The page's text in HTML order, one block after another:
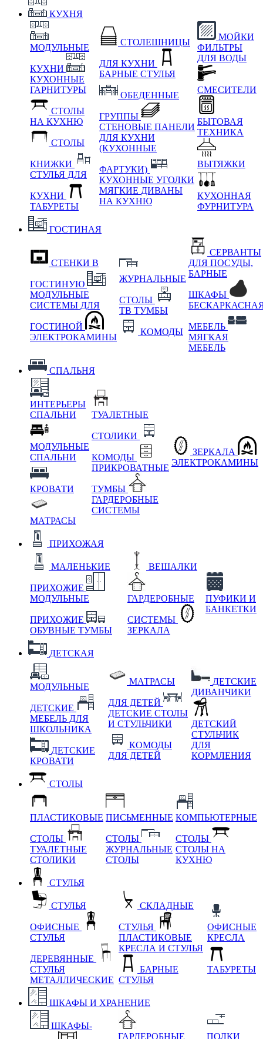
КУХНЯ
МОДУЛЬНЫЕ
КУХНИ
КУХОННЫЕ
ГАРНИТУРЫ
СТОЛЫ
НА КУХНЮ
СТОЛЫ
КНИЖКИ
СТУЛЬЯ ДЛЯ
КУХНИ
ТАБУРЕТЫ
СТОЛЕШНИЦЫ
ДЛЯ КУХНИ
БАРНЫЕ СТУЛЬЯ
ОБЕДЕННЫЕ
ГРУППЫ
СТЕНОВЫЕ ПАНЕЛИ
ДЛЯ КУХНИ
(КУХОННЫЕ
ФАРТУКИ)
КУХОННЫЕ УГОЛКИ
МЯГКИЕ ДИВАНЫ
НА КУХНЮ
МОЙКИ
ФИЛЬТРЫ
ДЛЯ ВОДЫ
СМЕСИТЕЛИ
БЫТОВАЯ
ТЕХНИКА
ВЫТЯЖКИ
КУХОННАЯ
ФУРНИТУРА
ГОСТИНАЯ
СТЕНКИ В
ГОСТИНУЮ
МОДУЛЬНЫЕ
СИСТЕМЫ ДЛЯ
ГОСТИНОЙ
ЭЛЕКТРОКАМИНЫ
ЖУРНАЛЬНЫЕ
СТОЛЫ
ТВ ТУМБЫ
КОМОДЫ
СЕРВАНТЫ
ДЛЯ ПОСУДЫ,
БАРНЫЕ
ШКАФЫ
МЕБЕЛЬ
МЯГКАЯ
МЕБЕЛЬ
СПАЛЬНЯ
ИНТЕРЬЕРЫ
СПАЛЬНИ
МОДУЛЬНЫЕ
СПАЛЬНИ
КРОВАТИ
МАТРАСЫ
ТУАЛЕТНЫЕ
СТОЛИКИ
КОМОДЫ
ПРИКРОВАТНЫЕ
ТУМБЫ
ГАРДЕРОБНЫЕ
СИСТЕМЫ
ЗЕРКАЛА
ЭЛЕКТРОКАМИНЫ
ПРИХОЖАЯ
МАЛЕНЬКИЕ
ПРИХОЖИЕ
МОДУЛЬНЫЕ
ПРИХОЖИЕ
ОБУВНЫЕ ТУМБЫ
ВЕШАЛКИ
ГАРДЕРОБНЫЕ
СИСТЕМЫ
ЗЕРКАЛА
ПУФИКИ И
БАНКЕТКИ
ДЕТСКАЯ
МОДУЛЬНЫЕ
ДЕТСКИЕ
МЕБЕЛЬ ДЛЯ
ШКОЛЬНИКА
ДЕТСКИЕ
КРОВАТИ
МАТРАСЫ
ДЛЯ ДЕТЕЙ
ДЕТСКИЕ СТОЛЫ
И СТУЛЬЧИКИ
КОМОДЫ
ДЛЯ ДЕТЕЙ
ДЕТСКИЕ
ДИВАНЧИКИ
ДЕТСКИЙ
СТУЛЬЧИК
ДЛЯ
КОРМЛЕНИЯ
СТОЛЫ
ПЛАСТИКОВЫЕ
СТОЛЫ
ТУАЛЕТНЫЕ
СТОЛИКИ
ПИСЬМЕННЫЕ
СТОЛЫ
ЖУРНАЛЬНЫЕ
СТОЛЫ
КОМПЬЮТЕРНЫЕ
СТОЛЫ
СТОЛЫ НА
КУХНЮ
СТУЛЬЯ
СТУЛЬЯ
ОФИСНЫЕ
СТУЛЬЯ
ДЕРЕВЯННЫЕ
СТУЛЬЯ
МЕТАЛЛИЧЕСКИЕ
СКЛАДНЫЕ
СТУЛЬЯ
ПЛАСТИКОВЫЕ
КРЕСЛА И СТУЛЬЯ
БАРНЫЕ
СТУЛЬЯ
ОФИСНЫЕ
КРЕСЛА
ТАБУРЕТЫ
ШКАФЫ И ХРАНЕНИЕ
ШКАФЫ-
ГАРДЕРОБНЫЕ
ПОЛКИ